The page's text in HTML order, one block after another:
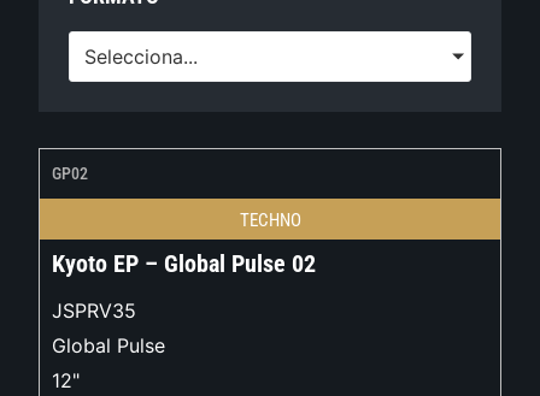
Selecciona...
GP02
TECHNO
Kyoto EP – Global Pulse 02
JSPRV35
Global Pulse
12"